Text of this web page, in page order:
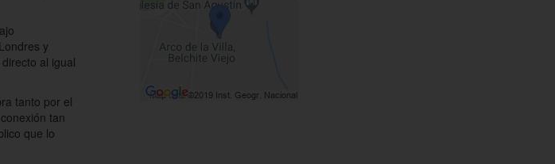
y
al igual
tanto por el
tan
que lo